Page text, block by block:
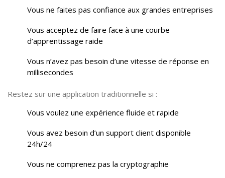
Vous ne faites pas confiance aux grandes entreprises
Vous acceptez de faire face à une courbe
d’apprentissage raide
Vous n’avez pas besoin d’une vitesse de réponse en
millisecondes
Restez sur une application traditionnelle si :
Vous voulez une expérience fluide et rapide
Vous avez besoin d’un support client disponible
24h/24
Vous ne comprenez pas la cryptographie